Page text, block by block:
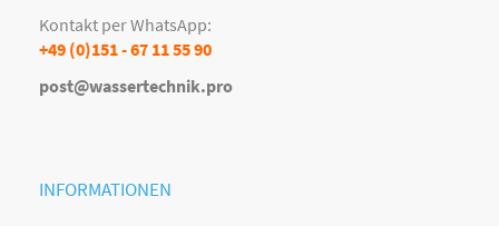
Kontakt per WhatsApp:
+49 (0)151 - 67 11 55 90
post@wassertechnik.pro
INFORMATIONEN